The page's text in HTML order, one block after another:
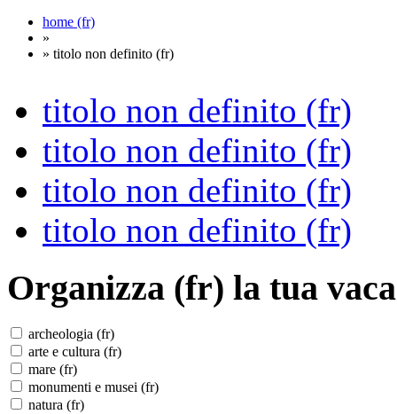
home (fr)
»
» titolo non definito (fr)
titolo non definito (fr)
titolo non definito (fr)
titolo non definito (fr)
titolo non definito (fr)
Organizza (fr) la tua
archeologia (fr)
arte e cultura (fr)
mare (fr)
monumenti e musei (fr)
natura (fr)